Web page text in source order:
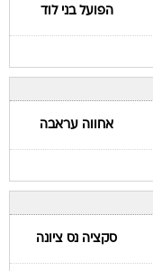
הפועל בני לוד
אחווה עראבה
סקציה נס ציונה